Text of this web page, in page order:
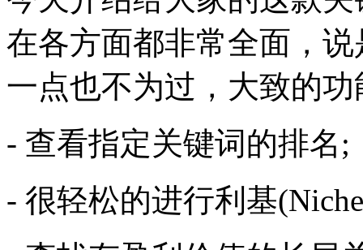
在各方面都非常全面，
一点也不为过，大致的功
- 查看指定关键词的排名;
- 很轻松的进行利基